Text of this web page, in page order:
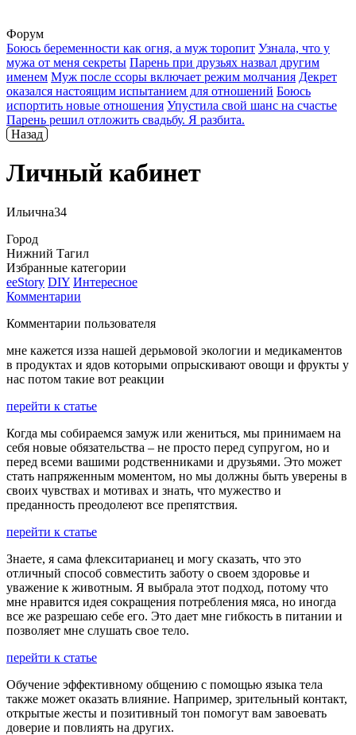
Форум
Боюсь беременности как огня, а муж торопит Узнала, что у
мужа от меня секреты Парень при друзьях назвал другим
именем Муж после ссоры включает режим молчания Декрет
оказался настоящим испытанием для отношений Боюсь
испортить новые отношения Упустила свой шанс на счастье
Парень решил отложить свадьбу. Я разбита.
Назад
Личный кабинет
Ильична34
Город
Нижний Тагил
Избранные категории
ееStory DIY Интересное
Комментарии
Комментарии пользователя
мне кажется изза нашей дерьмовой экологии и медикаментов
в продуктах и ядов которыми опрыскивают овощи и фрукты у
нас потом такие вот реакции
перейти к статье
Когда мы собираемся замуж или жениться, мы принимаем на
себя новые обязательства – не просто перед супругом, но и
перед всеми вашими родственниками и друзьями. Это может
стать напряженным моментом, но мы должны быть уверены в
своих чувствах и мотивах и знать, что мужество и
преданность преодолеют все препятствия.
перейти к статье
Знаете, я сама флекситарианец и могу сказать, что это
отличный способ совместить заботу о своем здоровье и
уважение к животным. Я выбрала этот подход, потому что
мне нравится идея сокращения потребления мяса, но иногда
все же разрешаю себе его. Это дает мне гибкость в питании и
позволяет мне слушать свое тело.
перейти к статье
Обучение эффективному общению с помощью языка тела
также может оказать влияние. Например, зрительный контакт,
открытые жесты и позитивный тон помогут вам завоевать
доверие и повлиять на других.